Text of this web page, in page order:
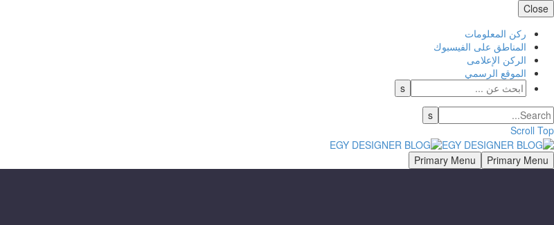
Close
ركن المعلومات
المناطق على الفيسبوك
الركن الإعلامى
الموقع الرسمي
Scroll Top
Primary Menu
Primary Menu